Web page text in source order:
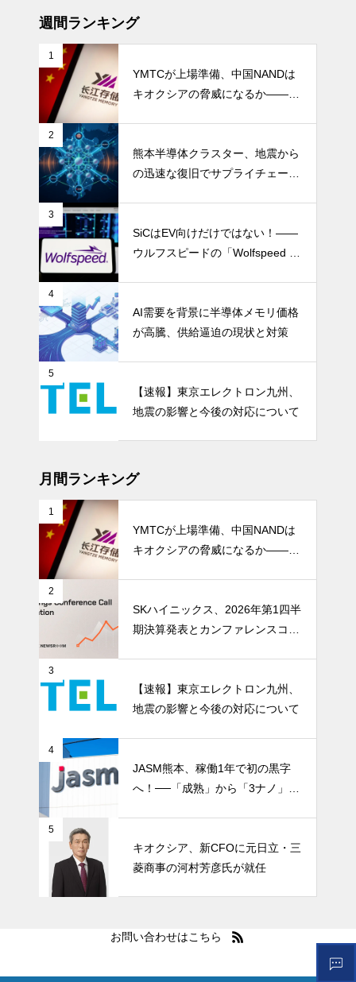
週間ランキング
1
YMTCが上場準備、中国NANDは
キオクシアの脅威になるか――AI
2
熊本半導体クラスター、地震から
の迅速な復旧でサプライチェーン
3
SiCはEV向けだけではない！――
ウルフスピードの「Wolfspeed G
4
AI需要を背景に半導体メモリ価格
が高騰、供給逼迫の現状と対策
5
【速報】東京エレクトロン九州、
地震の影響と今後の対応について
月間ランキング
1
YMTCが上場準備、中国NANDは
キオクシアの脅威になるか――AI
2
SKハイニックス、2026年第1四半
期決算発表とカンファレンスコー
3
【速報】東京エレクトロン九州、
地震の影響と今後の対応について
4
JASM熊本、稼働1年で初の黒字
へ！──「成熟」から「3ナノ」へ
5
キオクシア、新CFOに元日立・三
菱商事の河村芳彦氏が就任
お問い合わせはこちら